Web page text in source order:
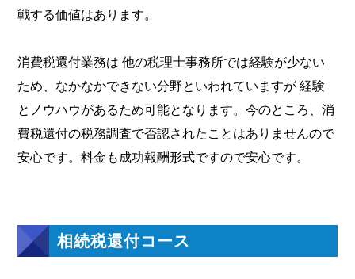
戦する価値はあります。
消費税還付業務は 他の税理士事務所では経験が少ない
ため、なかなかできない分野といわれていますが 経験
とノウハウがあるため可能となります。今のところ、消
費税還付の税務調査で否認されたことはありませんので
安心です。料金も成功報酬形式ですので安心です。
相続税還付コース